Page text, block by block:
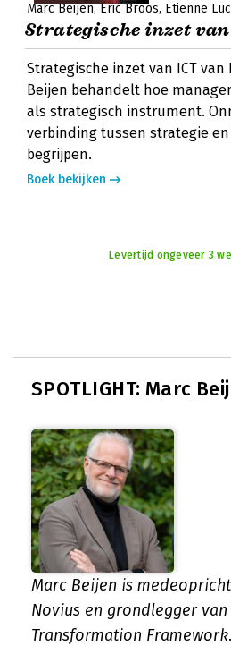
Marc Beijen Eric Broos Etienne
Strategische inzet
Strategische inzet van ICT van
Beijen behandelt hoe
als strategisch instrument.
verbinding tussen strategie
begrijpen.
Boek bekijken
Levertijd ongeveer 3
SPOTLIGHT: Marc
Marc Beijen is
Novius en grondlegger
Transformation